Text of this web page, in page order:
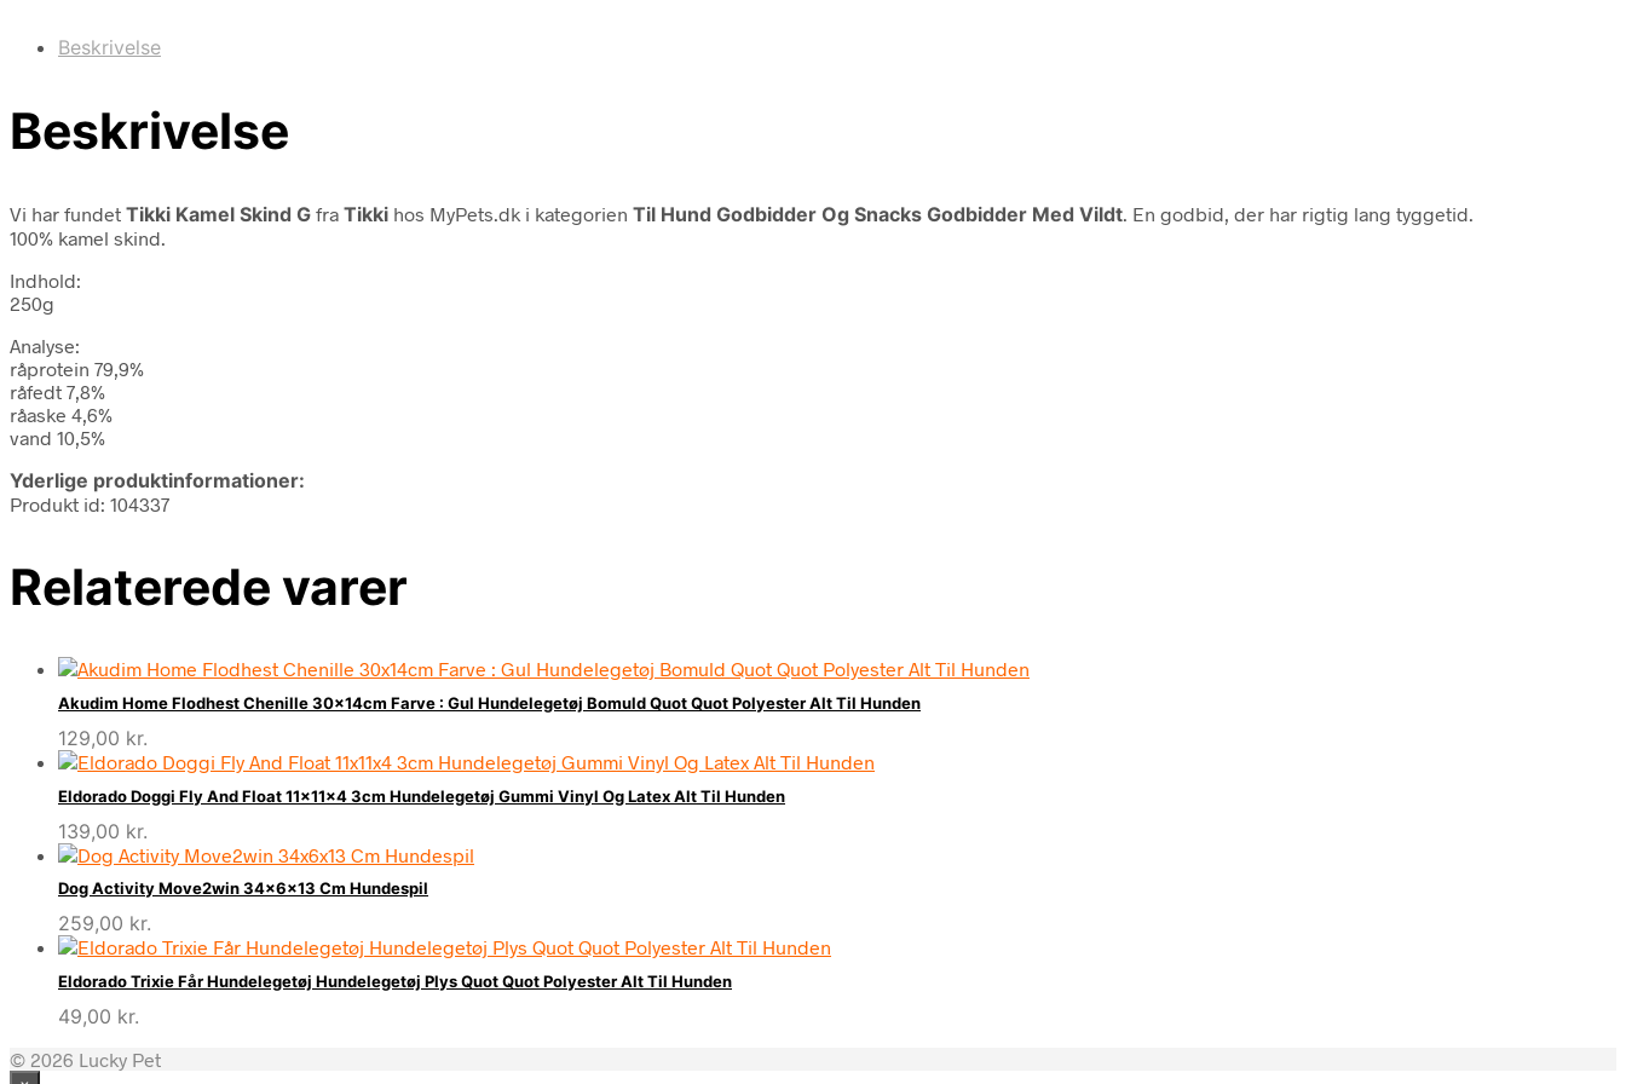
Beskrivelse
Beskrivelse
Vi har fundet Tikki Kamel Skind G fra Tikki hos MyPets.dk i kategorien Til Hund Godbidder Og Snacks Godbidder Med Vildt . En godbid, der har rigtig lang tyggetid.
100% kamel skind.
Indhold:
250g
Analyse:
råprotein 79,9%
råfedt 7,8%
råaske 4,6%
vand 10,5%
Yderlige produktinformationer:
Produkt id: 104337
Relaterede varer
Akudim Home Flodhest Chenille 30x14cm Farve : Gul Hundelegetøj Bomuld Quot Quot Polyester Alt Til Hunden
129,00 kr.
Eldorado Doggi Fly And Float 11x11x4 3cm Hundelegetøj Gummi Vinyl Og Latex Alt Til Hunden
139,00 kr.
Dog Activity Move2win 34x6x13 Cm Hundespil
259,00 kr.
Eldorado Trixie Får Hundelegetøj Hundelegetøj Plys Quot Quot Polyester Alt Til Hunden
49,00 kr.
© 2026 Lucky Pet